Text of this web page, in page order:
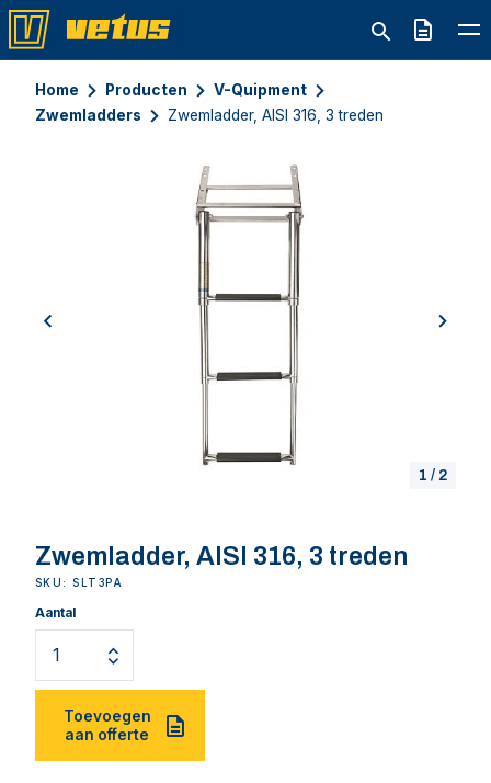
Offerte
Home Producten
V-Quipment
Zwemladders
Zwemladder, AISI 316, 3 treden
previous next
1 / 2
Zwemladder, AISI 316, 3 treden
SKU: SLT3PA
Aantal
Toevoegen
aan offerte